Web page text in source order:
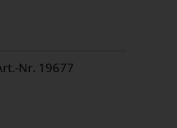
Nr. 19677
geschlossen. Seine Funktionalität ist